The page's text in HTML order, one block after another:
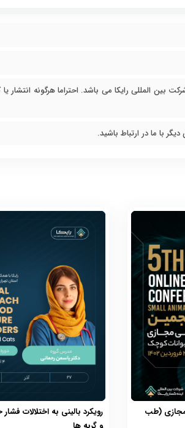
بین المللی رایکا می باشد. احتراما هرگونه انتشار یا
با ما در ارتباط باشید.
مجازی (طب
رویکرد بالینی به اختلالات